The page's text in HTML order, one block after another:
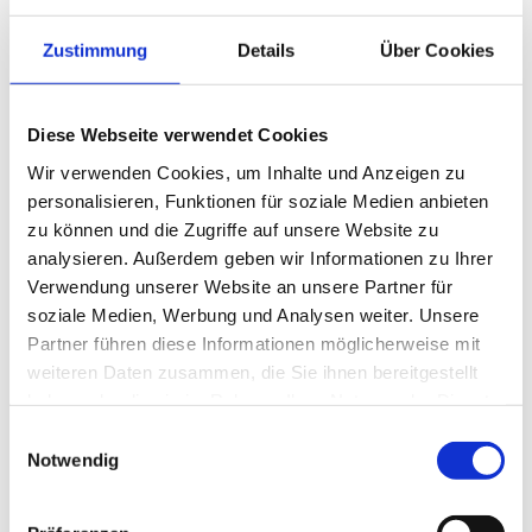
Zustimmung Details Über Cookies
Diese Webseite verwendet Cookies
Wir verwenden Cookies, um Inhalte und Anzeigen zu
personalisieren, Funktionen für soziale Medien anbieten
zu können und die Zugriffe auf unsere Website zu
analysieren. Außerdem geben wir Informationen zu Ihrer
Verwendung unserer Website an unsere Partner für
soziale Medien, Werbung und Analysen weiter. Unsere
Partner führen diese Informationen möglicherweise mit
weiteren Daten zusammen, die Sie ihnen bereitgestellt
Notwendig
In Kürze: Distrikt­
konferenz 26.–28.6.
Start: 26. Juni, 18 Uhr, auf dem Gelände der
AWSH – Abfallwirtschaft Südholstein mit einem
Come-together. Am 27. Juni geht es um Möllner
Stadtgeschichte, Abfallwirtschaft und Rotary in
dem Ministerpräsidenten des Landes Schleswig-
Ämterübergabe findet im Hotel Waldhalle mit